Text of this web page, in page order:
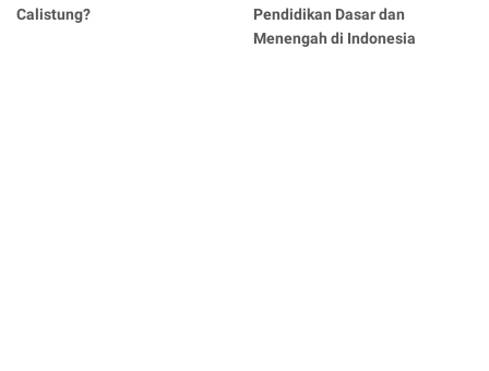
Calistung?
Pendidikan Dasar dan
Menengah di Indonesia